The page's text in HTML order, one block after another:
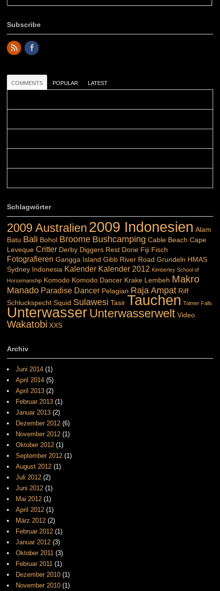
Subscribe
COMMENTS POPULAR LATEST
Schlagwörter
2009 Australien 2009 Indonesien Alam
Batu Bali Bohol Broome Bushcamping Cable Beach Cape
Leveque Critter Derby Diggers Rest Dorie Fiji Fisch
Fotografieren Gangga Island Gibb River Road Grundeln HMAS
Sydney Indonesia Kalender Kalender 2012 Kimberley School of
Horsemanship Komodo Komodo Dancer Krake Lembeh Makro
Manado Paradise Dancer Pelagian Raja Ampat Riff
Schluckspecht Squid Sulawesi Tasir Tauchen Tolmer Falls
UnterwasserUnterwasserwelt Video
Wakatobi XXS
Archiv
Juni 2014 (1)
April 2014 (5)
April 2013 (2)
Februar 2013 (1)
Januar 2013 (2)
Dezember 2012 (6)
November 2012 (1)
Oktober 2012 (1)
September 2012 (1)
August 2012 (1)
Juli 2012 (2)
Juni 2012 (1)
Mai 2012 (1)
April 2012 (1)
März 2012 (2)
Februar 2012 (1)
Januar 2012 (3)
Oktober 2011 (3)
Februar 2011 (1)
Dezember 2010 (1)
November 2010 (1)